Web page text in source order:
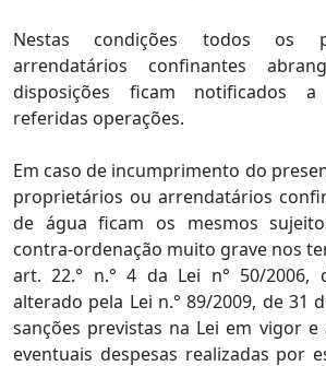
Nestas condições todos os
arrendatários confinantes
disposições ficam notificados
referidas operações.
Em caso de incumprimento do
proprietários ou arrendatários
de água ficam os mesmos
contra-ordenação muito grave nos
art. 22.° n.° 4 da Lei n° 50/2006,
alterado pela Lei n.° 89/2009, de 31
sanções previstas na Lei em vigor
eventuais despesas realizadas por